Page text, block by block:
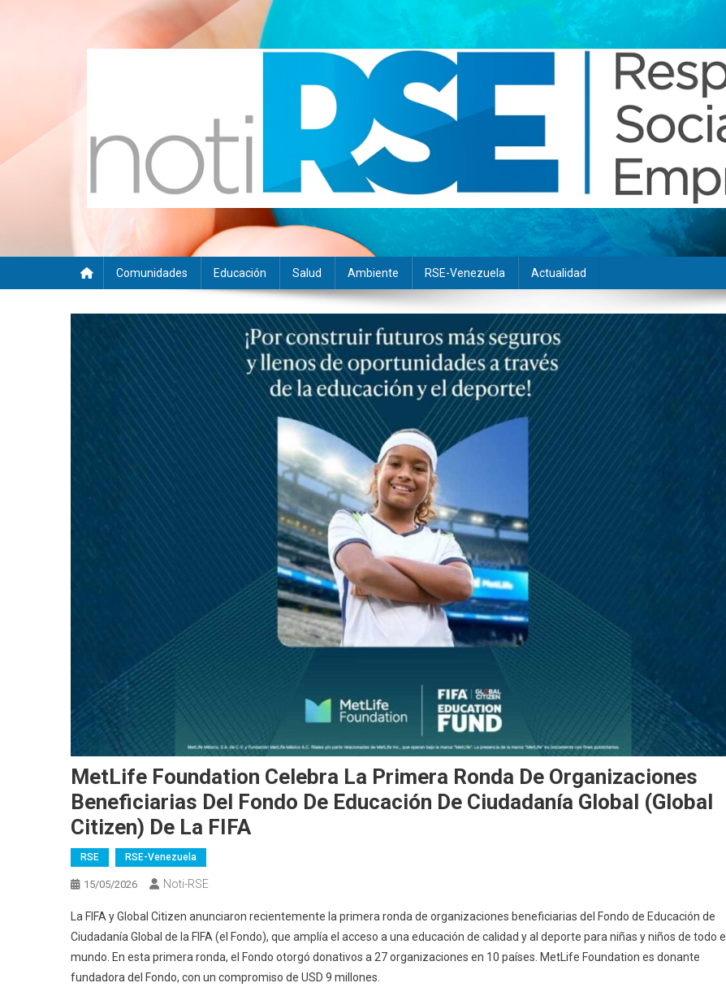
Noti RSE
Noticias con sentido responsable
Comunidades Educación Salud Ambiente RSE-Venezuela Actualidad
MetLife Foundation Celebra La Primera Ronda De Organizaciones
Beneficiarias Del Fondo De Educación De Ciudadanía Global (Global
Citizen) De La FIFA
RSE RSE-Venezuela
15/05/2026 Noti-RSE
La FIFA y Global Citizen anunciaron recientemente la primera ronda de organizaciones beneficiarias del Fondo de Educación de
Ciudadanía Global de la FIFA (el Fondo), que amplía el acceso a una educación de calidad y al deporte para niñas y niños de todo el
mundo. En esta primera ronda, el Fondo otorgó donativos a 27 organizaciones en 10 países. MetLife Foundation es donante
fundadora del Fondo, con un compromiso de USD 9 millones.